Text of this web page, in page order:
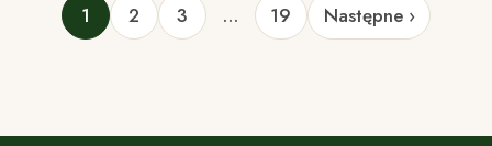
1 2 3 … 19 Następne ›